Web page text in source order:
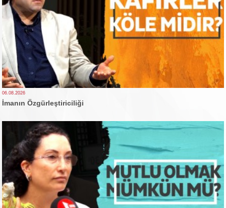
06.08.2026
İmanın Özgürleştiriciliği